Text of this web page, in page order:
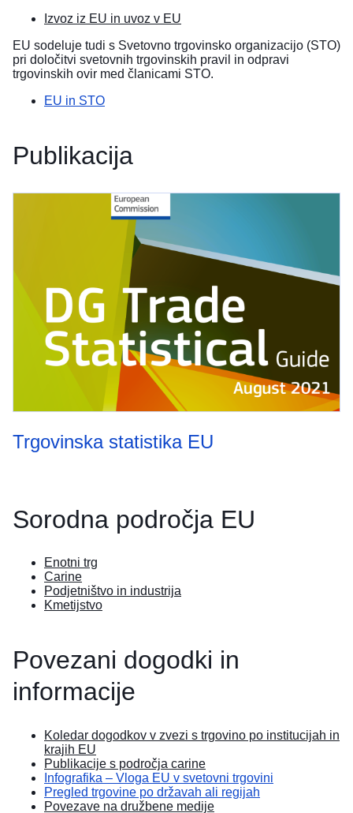
Izvoz iz EU in uvoz v EU
EU sodeluje tudi s Svetovno trgovinsko organizacijo (STO)
pri določitvi svetovnih trgovinskih pravil in odpravi
trgovinskih ovir med članicami STO.
EU in STO
Publikacija
Trgovinska statistika EU
Sorodna področja EU
Enotni trg
Carine
Podjetništvo in industrija
Kmetijstvo
Povezani dogodki in
informacije
Koledar dogodkov v zvezi s trgovino po institucijah in
krajih EU
Publikacije s področja carine
Infografika – Vloga EU v svetovni trgovini
Pregled trgovine po državah ali regijah
Povezave na družbene medije